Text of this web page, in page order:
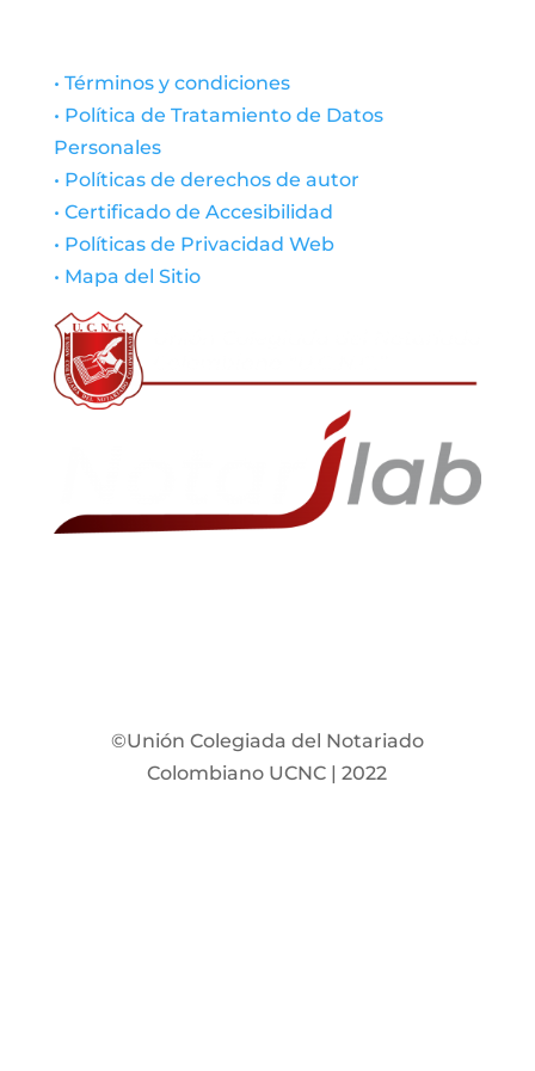
• Términos y condiciones
• Política de Tratamiento de Datos
Personales
• Políticas de derechos de autor
• Certificado de Accesibilidad
• Políticas de Privacidad Web
• Mapa del Sitio
©Unión Colegiada del Notariado
Colombiano UCNC | 2022